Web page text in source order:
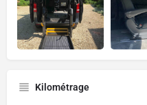
Kilométrage